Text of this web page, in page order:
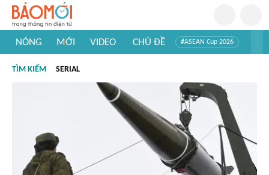
NÓNG MỚI VIDEO CHỦ ĐỀ #ASEAN Cup 2026
#Khám phá thế giới
TÌM KIẾM SERIAL